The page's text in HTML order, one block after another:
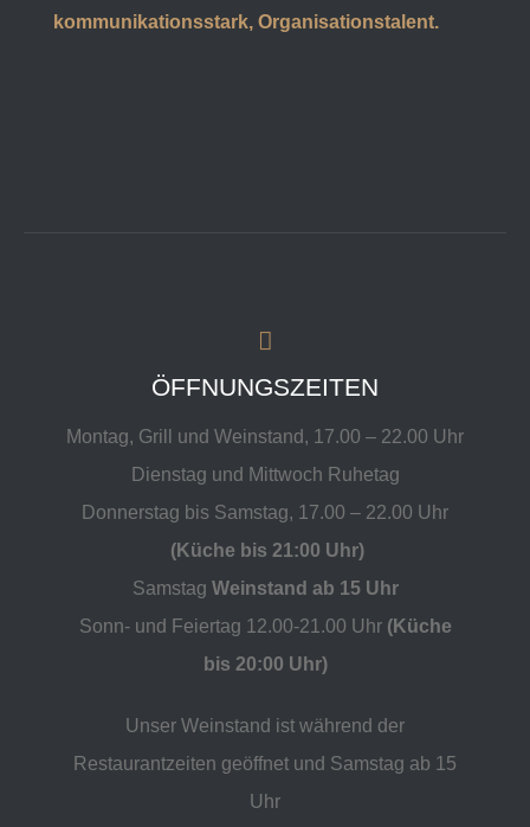
kommunikationsstark, Organisationstalent.
ÖFFNUNGSZEITEN
Montag, Grill und Weinstand, 17.00 – 22.00 Uhr
Dienstag und Mittwoch Ruhetag
Donnerstag bis Samstag, 17.00 – 22.00 Uhr
(Küche bis 21:00 Uhr)
Samstag Weinstand ab 15 Uhr
Sonn- und Feiertag 12.00-21.00 Uhr (Küche
bis 20:00 Uhr)
Unser Weinstand ist während der
Restaurantzeiten geöffnet und Samstag ab 15
Uhr